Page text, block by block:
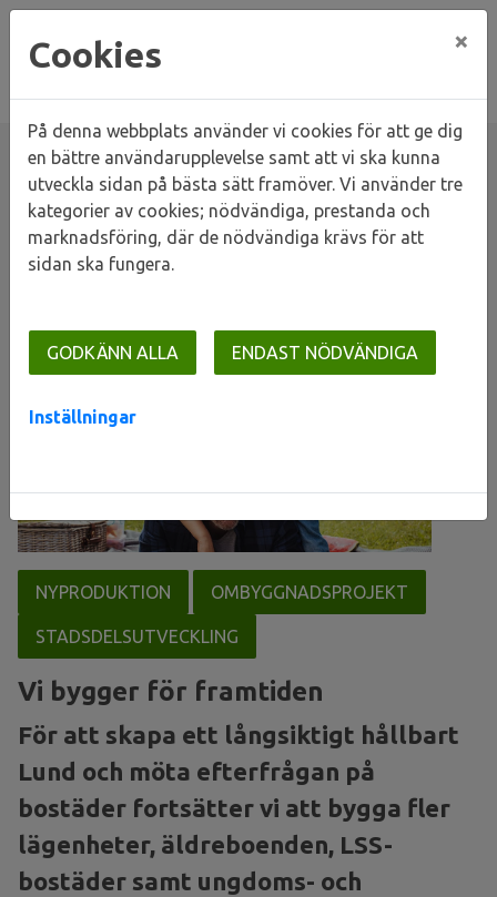
Hem Vi bygger
NYPRODUKTION OMBYGGNADSPROJEKT
STADSDELSUTVECKLING
Vi bygger för framtiden
För att skapa ett långsiktigt hållbart
Lund och möta efterfrågan på
bostäder fortsätter vi att bygga fler
lägenheter, äldreboenden, LSS-
bostäder samt ungdoms- och
Cookies ×
På denna webbplats använder vi cookies för att ge dig
en bättre användarupplevelse samt att vi ska kunna
utveckla sidan på bästa sätt framöver. Vi använder tre
kategorier av cookies; nödvändiga, prestanda och
marknadsföring, där de nödvändiga krävs för att
sidan ska fungera.
GODKÄNN ALLA ENDAST NÖDVÄNDIGA
Inställningar